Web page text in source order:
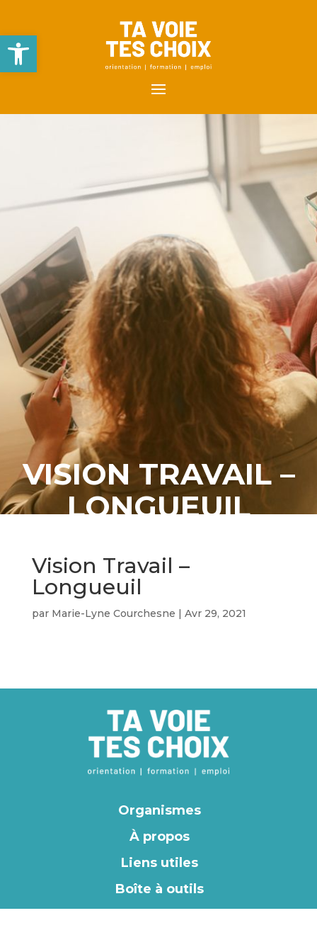
Ouvrir la barre d’outils
VISION TRAVAIL –
LONGUEUIL
Vision Travail –
Longueuil
par Marie-Lyne Courchesne | Avr 29, 2021
Organismes
À propos
Liens utiles
Boîte à outils